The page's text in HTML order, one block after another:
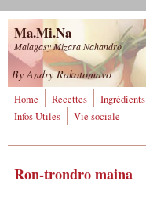
Aller au contenu principal
Ma.Mi.Na
Malagasy Mizara Nahandro
By Andry Rakotomavo
Home Recettes Ingrédients
Infos Utiles
Vie sociale
Ron-trondro maina